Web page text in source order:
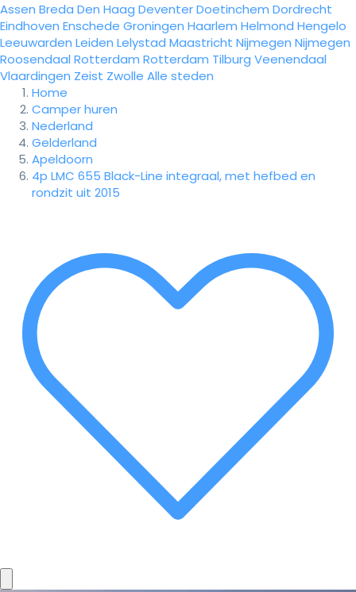
Assen Breda Den Haag DeventerDoetinchem Dordrecht
Eindhoven Enschede Groningen Haarlem Helmond Hengelo
Leeuwarden Leiden Lelystad Maastricht Nijmegen Nijmegen
Roosendaal Rotterdam Rotterdam Tilburg Veenendaal
Vlaardingen Zeist Zwolle Alle steden
Home
Camper huren
Nederland
Gelderland
Apeldoorn
4p LMC 655 Black-Line integraal, met hefbed en
rondzit uit 2015